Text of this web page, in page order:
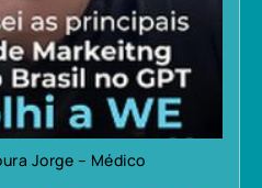
Jorge – Médico